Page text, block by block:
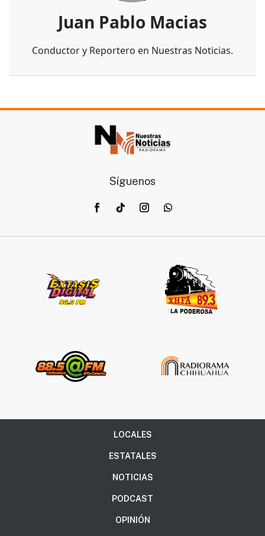
Juan Pablo Macias
Conductor y Reportero en Nuestras Noticias.
Síguenos
LOCALES
ESTATALES
NOTICIAS
PODCAST
OPINIÓN